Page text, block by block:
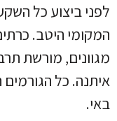
לפני ביצוע כל
המקומי היטב.
מגוונים, מורשת
איתנה. כל
באי.